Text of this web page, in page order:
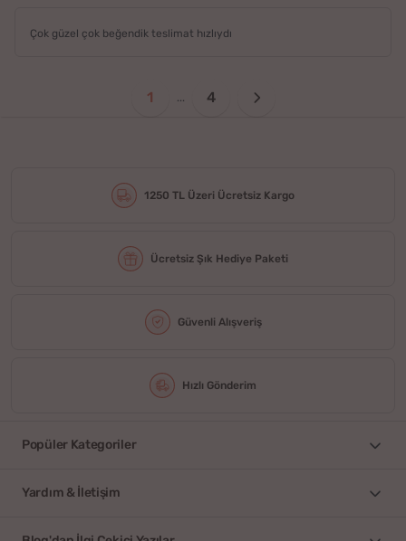
Çok güzel çok beğendik teslimat hızlıydı
1 ... 4
1250 TL Üzeri Ücretsiz Kargo
Ücretsiz Şık Hediye Paketi
Güvenli Alışveriş
Hızlı Gönderim
Popüler Kategoriler
Yardım & İletişim